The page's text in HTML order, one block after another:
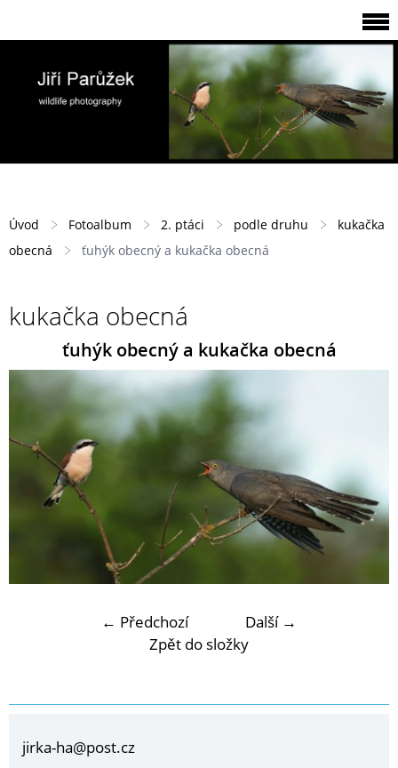
Úvod Fotoalbum 2. ptáci podle druhu
kukačka
obecná
ťuhýk obecný a kukačka obecná
kukačka obecná
ťuhýk obecný a kukačka obecná
← Předchozí
Další →
Zpět do složky
jirka-ha@post.cz